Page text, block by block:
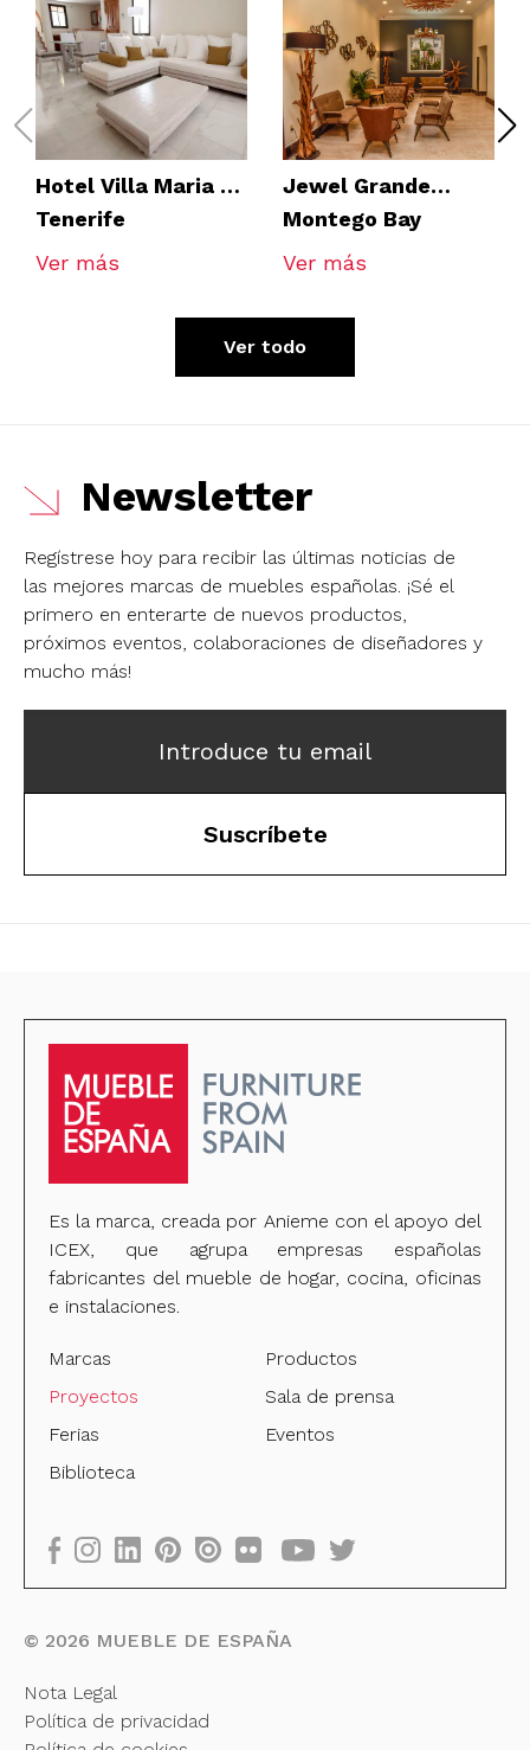
Hotel Villa Maria de
Tenerife
Ver más
Jewel Grande
Montego Bay
Resort & Spa
Ver más
Ver todo
Newsletter
Regístrese hoy para recibir las últimas noticias de
las mejores marcas de muebles españolas. ¡Sé el
primero en enterarte de nuevos productos,
próximos eventos, colaboraciones de diseñadores y
mucho más!
Introduce tu email
Suscríbete
Es la marca, creada por Anieme con el apoyo del
ICEX, que agrupa empresas españolas
fabricantes del mueble de hogar, cocina, oficinas
e instalaciones.
Marcas
Productos
Proyectos
Sala de prensa
Ferias
Eventos
Biblioteca
© 2026 MUEBLE DE ESPAÑA
Nota Legal
Política de privacidad